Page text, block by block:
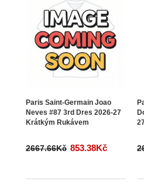
Paris Saint-Germain Joao
Neves #87 3rd Dres 2026-27
Krátkým Rukávem
2667.66Kč 853.38Kč